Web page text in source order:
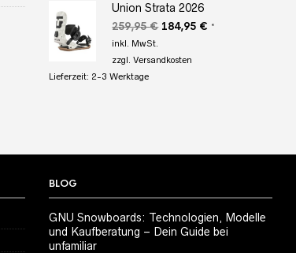
Union Strata 2026
259,95€ Ursprünglicher
184,95 € Aktueller
*
inkl. MwSt.
zzgl.Versandkosten
Lieferzeit: 2-3 Werktage
BLOG
GNU Snowboards: Technologien, Modelle
und Kaufberatung – Dein Guide bei
unfamiliar